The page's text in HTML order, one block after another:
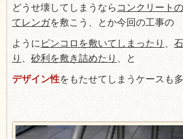
どうせ壊してしまうなら コンクリート
てレンガを敷こう、とか今回の工事の
ように ピンコロを敷いてしまったり
り
砂利を敷き詰めたり 、と
デザイン性をもたせてしまうケースも多